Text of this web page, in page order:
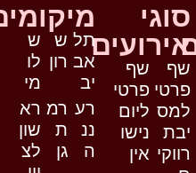
סוגי
אירועים
שף
פרטי
למס
יבת
רווקי
שף
פרטי
ליום
נישו
אין
תל
אב
יב
ש
רון
ש
לו
מי
רע
ננ
ה
רמ
ת
גן
רא
שון
לצ